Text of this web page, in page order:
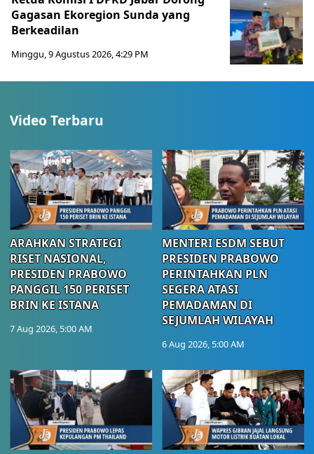
Gagasan Ekoregion Sunda yang
Berkeadilan
Minggu, 9 Agustus 2026, 4:29 PM
Video Terbaru
ARAHKAN STRATEGI
RISET NASIONAL,
PRESIDEN PRABOWO
PANGGIL 150 PERISET
BRIN KE ISTANA
7 Aug 2026, 5:00 AM
MENTERI ESDM SEBUT
PRESIDEN PRABOWO
PERINTAHKAN PLN
SEGERA ATASI
PEMADAMAN DI
SEJUMLAH WILAYAH
6 Aug 2026, 5:00 AM